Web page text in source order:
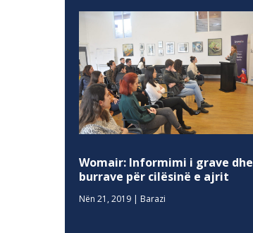
Womair: Informimi i grave dhe
burrave për cilësinë e ajrit
Nën 21, 2019 | Barazi